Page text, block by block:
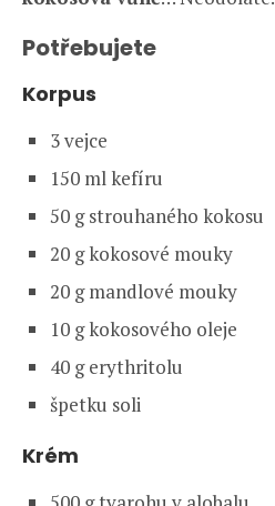
Potřebujete
Korpus
3 vejce
150 ml kefíru
50 g strouhaného kokosu
20 g kokosové mouky
20 g mandlové mouky
10 g kokosového oleje
40 g erythritolu
špetku soli
Krém